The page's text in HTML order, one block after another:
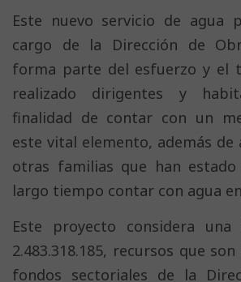
Este nuevo servicio de agua
cargo de la Dirección de
forma parte del esfuerzo y el
realizado dirigentes y
finalidad de contar con un
este vital elemento, además
otras familias que han
largo tiempo contar con agua
Este proyecto considera
2.483.318.185, recursos que
fondos sectoriales de la